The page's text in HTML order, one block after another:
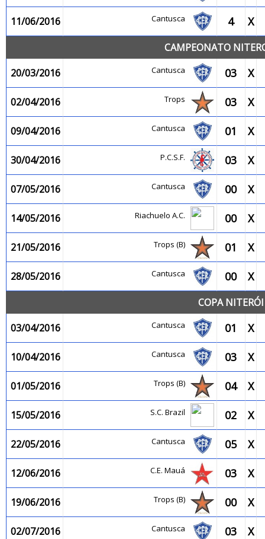
11/06/2016 Cantusca 4 X
CAMPEONATO
20/03/2016
Cantusca 03 X
02/04/2016 Trops 03 X
09/04/2016 Cantusca 01 X
30/04/2016 P.C.S.F. 03 X
07/05/2016 Cantusca 00 X
14/05/2016 Riachuelo A.C. 00 X
21/05/2016 Trops (B) 01 X
28/05/2016 Cantusca 00 X
COPA
03/04/2016
Cantusca 01 X
10/04/2016 Cantusca 03 X
01/05/2016 Trops (B) 04 X
15/05/2016 S.C. Brazil 02 X
22/05/2016 Cantusca 05 X
12/06/2016 C.E. Mauá 03 X
19/06/2016 Trops (B) 00 X
02/07/2016 Cantusca 03 X